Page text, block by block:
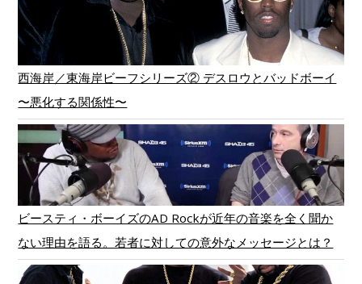
西海岸／東海岸ビーフシリーズ② デスロウとバッドボーイ
〜悪化する関係性〜
ビースティ・ボーイズのAD Rockが近年の音楽を全く聞か
ない理由を語る。若者に対しての意外なメッセージとは？